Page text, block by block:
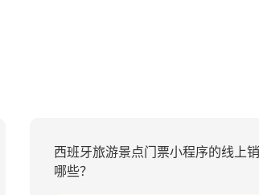
西班牙旅游景点门票小程序的线上
哪些？